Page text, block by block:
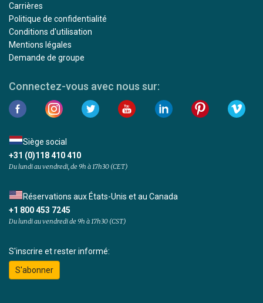
Carrières
Politique de confidentialité
Conditions d'utilisation
Mentions légales
Demande de groupe
Connectez-vous avec nous sur:
Siège social
+31 (0)118 410 410
Du lundi au vendredi, de 9h à 17h30 (CET)
Réservations aux États-Unis et au Canada
+1 800 453 7245
Du lundi au vendredi de 9h à 17h30 (CST)
S'inscrire et rester informé:
S'abonner